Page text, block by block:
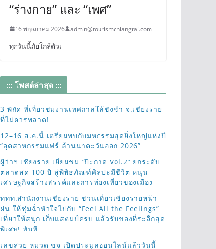
“ร่างกาย” และ “เพศ”
16 พฤษภาคม 2026 admin@tourismchiangrai.com
ทุกวันนี้ภัยใกล้ตัวเ
::: โพสต์ล่าสุด :::
3 พิกัด ที่เที่ยวชมงานเทศกาลโล้ชิงช้า จ.เชียงราย
ที่ไม่ควรพลาด!
12–16 ส.ค.นี้ เตรียมพบกับมหกรรมสุดยิ่งใหญ่แห่งปี
“อุตสาหกรรมแฟร์ ล้านนาตะวันออก 2026”
ผู้ว่าฯ เชียงราย เยี่ยมชม “ป๊ะกาด Vol.2” ยกระดับ
ตลาดสด 100 ปี สู่พิพิธภัณฑ์ศิลปะมีชีวิต หนุน
เศรษฐกิจสร้างสรรค์และการท่องเที่ยวของเมือง
ททท.สำนักงานเชียงราย ชวนเที่ยวเชียงรายหน้า
ฝน ให้ชุ่มฉ่ำหัวใจไปกับ “Feel All the Feelings”
เที่ยวให้สนุก เก็บแสตมป์ครบ แล้วรับของที่ระลึกสุด
พิเศษ! ทันที
เลขสวย หมวด ขจ เปิดประมูลออนไลน์แล้ววันนี้